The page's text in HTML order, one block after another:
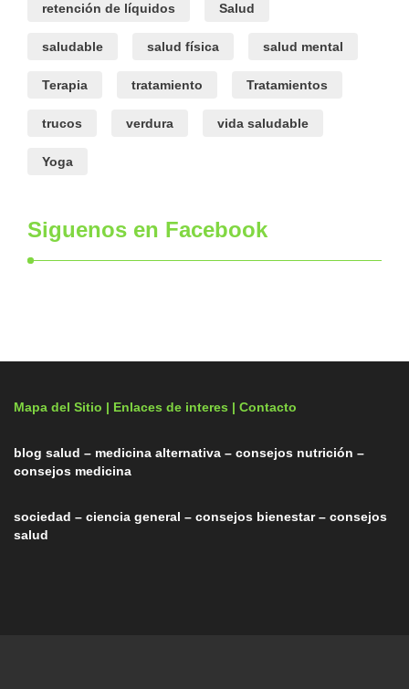
retención de líquidos Salud
saludable salud física salud mental
Terapia tratamiento Tratamientos
trucos verdura vida saludable
Yoga
Siguenos en Facebook
Mapa del Sitio | Enlaces de interes | Contacto
blog salud – medicina alternativa – consejos nutrición –
consejos medicina
sociedad – ciencia general – consejos bienestar – consejos
salud